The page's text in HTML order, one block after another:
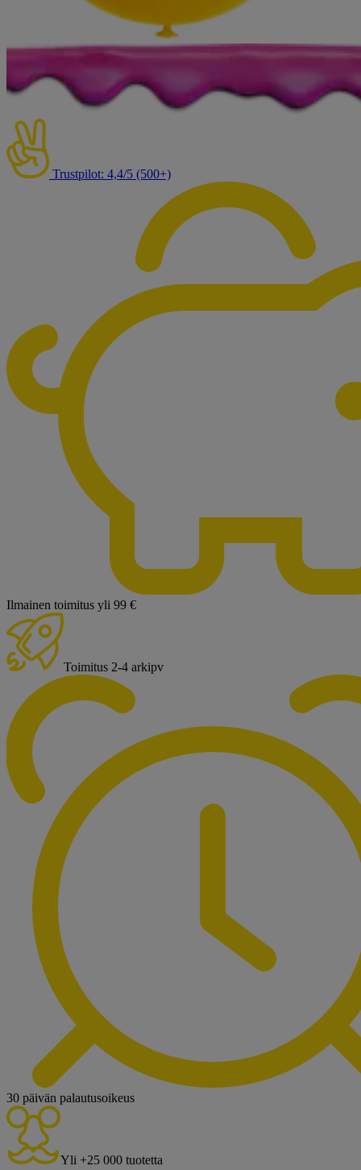
Trustpilot: 4,4/5 (500+)
Ilmainen toimitus yli 99 €
Toimitus 2-4 arkipv
30 päivän palautusoikeus
Yli +25 000 tuotetta